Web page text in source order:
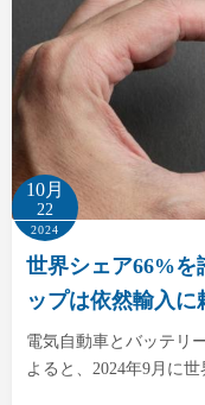
10月
22
2024
世界シェア66%を
ップは依然輸入に
電気自動車とバッテリ
よると、2024年9月に